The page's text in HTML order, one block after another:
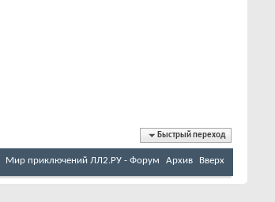
Быстрый переход
Мир приключений ЛЛ2.РУ - Форум Архив Вверх